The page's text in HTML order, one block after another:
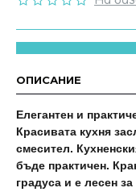
ОПИСАНИЕ
Елегантен и
Красивата кухня
смесител.
бъде практичен.
градуса и е лесен